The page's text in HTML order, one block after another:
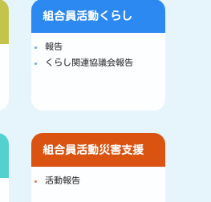
組合員活動くらし
報告
くらし関連協議会報告
組合員活動災害支援
活動報告